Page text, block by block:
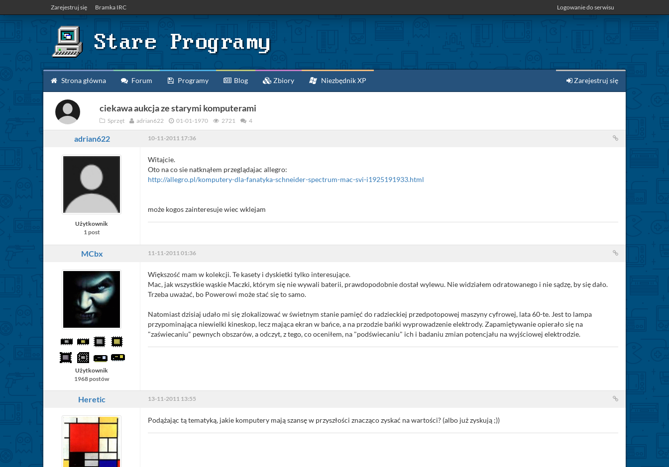
Zarejestruj się Bramka IRC Logowanie do serwisu
Strona główna Forum Programy Blog Zbiory Niezbędnik XP Zarejestruj się
ciekawa aukcja ze starymi komputerami
Sprzęt adrian622 01-01-1970 2721 4
adrian622 10-11-2011 17:36
Użytkownik
1 post
Witajcie.
Oto na co sie natknąłem przeglądajac allegro:
http://allegro.pl/komputery-dla-fanatyka-schneider-spectrum-mac-svi-i1925191933.html
może kogos zainteresuje wiec wklejam
MCbx 11-11-2011 01:36
Użytkownik
1968 postów
Większość mam w kolekcji. Te kasety i dyskietki tylko interesujące.
Mac, jak wszystkie wąskie Maczki, którym się nie wywali baterii, prawdopodobnie dostał wylewu. Nie widziałem odratowanego i nie sądzę, by się dało.
Trzeba uważać, bo Powerowi może stać się to samo.
Natomiast dzisiaj udało mi się zlokalizować w świetnym stanie pamięć do radzieckiej przedpotopowej maszyny cyfrowej, lata 60-te. Jest to lampa
przypominająca niewielki kineskop, lecz mająca ekran w bańce, a na przodzie bańki wyprowadzenie elektrody. Zapamiętywanie opierało się na
"zaświecaniu" pewnych obszarów, a odczyt, z tego, co oceniłem, na "podświecaniu" ich i badaniu zmian potencjału na wyjściowej elektrodzie.
Heretic 13-11-2011 13:55
Podążając tą tematyką, jakie komputery mają szansę w przyszłości znacząco zyskać na wartości? (albo już zyskują ;))